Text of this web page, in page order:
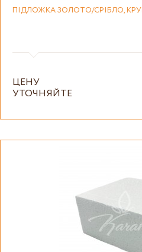
ПІДЛОЖКА ЗОЛОТО/СРІБЛО,
ЦЕНУ
УТОЧНЯЙТЕ